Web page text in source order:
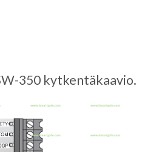
350 kytkentäkaavio.